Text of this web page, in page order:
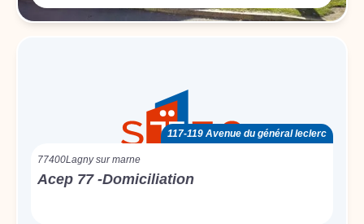
117-119 Avenue du général leclerc
77400Lagny sur marne
Acep 77 -Domiciliation